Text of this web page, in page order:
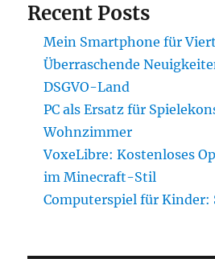
Recent Posts
Mein Smartphone für
Überraschende
DSGVO-Land
PC als Ersatz für
Wohnzimmer
VoxeLibre: Kostenloses
im Minecraft-Stil
Computerspiel für Kinder: